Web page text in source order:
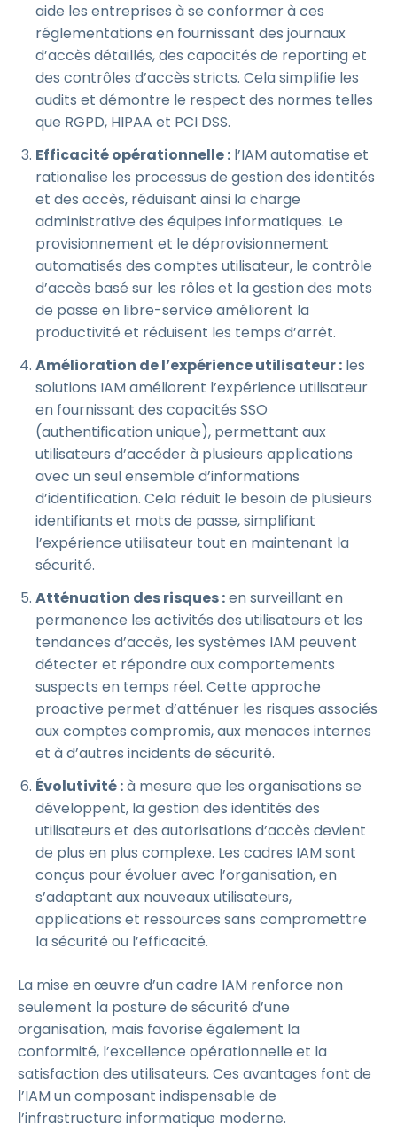
aide les entreprises à se conformer à ces
réglementations en fournissant des journaux
d’accès détaillés, des capacités de reporting et
des contrôles d’accès stricts. Cela simplifie les
audits et démontre le respect des normes telles
que RGPD, HIPAA et PCI DSS.
Efficacité opérationnelle : l’IAM automatise et
rationalise les processus de gestion des identités
et des accès, réduisant ainsi la charge
administrative des équipes informatiques. Le
provisionnement et le déprovisionnement
automatisés des comptes utilisateur, le contrôle
d’accès basé sur les rôles et la gestion des mots
de passe en libre-service améliorent la
productivité et réduisent les temps d’arrêt.
Amélioration de l’expérience utilisateur : les
solutions IAM améliorent l’expérience utilisateur
en fournissant des capacités SSO
(authentification unique), permettant aux
utilisateurs d’accéder à plusieurs applications
avec un seul ensemble d’informations
d’identification. Cela réduit le besoin de plusieurs
identifiants et mots de passe, simplifiant
l’expérience utilisateur tout en maintenant la
sécurité.
Atténuation des risques :en surveillant en
permanence les activités des utilisateurs et les
tendances d’accès, les systèmes IAM peuvent
détecter et répondre aux comportements
suspects en temps réel. Cette approche
proactive permet d’atténuer les risques associés
aux comptes compromis, aux menaces internes
et à d’autres incidents de sécurité.
Évolutivité :à mesure que les organisations se
développent, la gestion des identités des
utilisateurs et des autorisations d’accès devient
de plus en plus complexe. Les cadres IAM sont
conçus pour évoluer avec l’organisation, en
s’adaptant aux nouveaux utilisateurs,
applications et ressources sans compromettre
la sécurité ou l’efficacité.
La mise en œuvre d’un cadre IAM renforce non
seulement la posture de sécurité d’une
organisation, mais favorise également la
conformité, l’excellence opérationnelle et la
satisfaction des utilisateurs. Ces avantages font de
l’IAM un composant indispensable de
l’infrastructure informatique moderne.